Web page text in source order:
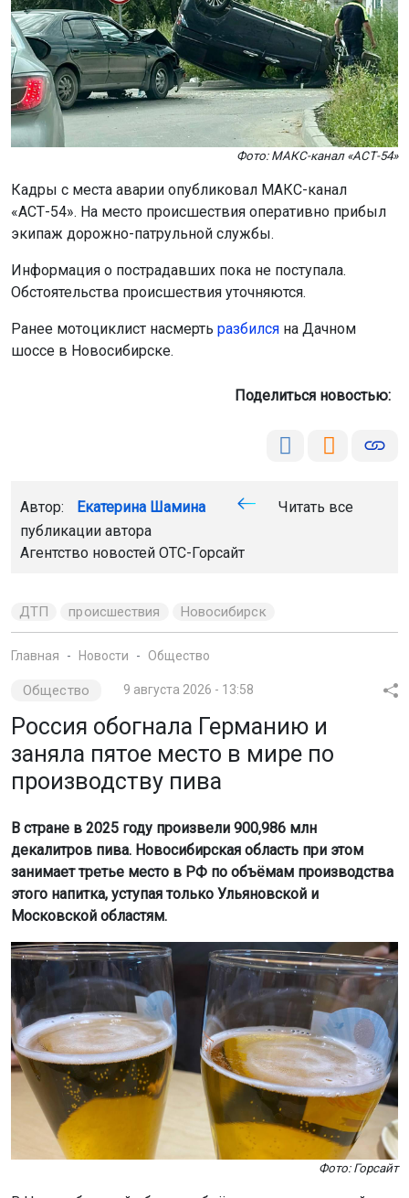
Фото: МАКС-канал «АСТ-54»
Кадры с места аварии опубликовал МАКС-канал
«АСТ-54». На место происшествия оперативно прибыл
экипаж дорожно-патрульной службы.
Информация о пострадавших пока не поступала.
Обстоятельства происшествия уточняются.
Ранее мотоциклист насмерть разбился на Дачном
шоссе в Новосибирске.
Поделиться новостью:
Автор: Екатерина Шамина
Читать все
публикации автора
Агентство новостей ОТС-Горсайт
ДТП происшествия Новосибирск
Главная Новости Общество
Общество 9 августа 2026 - 13:58
Россия обогнала Германию и
заняла пятое место в мире по
производству пива
В стране в 2025 году произвели 900,986 млн
декалитров пива. Новосибирская область при этом
занимает третье место в РФ по объёмам производства
этого напитка, уступая только Ульяновской и
Московской областям.
Фото: Горсайт